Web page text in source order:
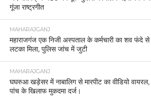
गूंजा राष्ट्रगीत
MAHARAJGANJ
महाराजगंज एक निजी अस्पताल के कर्मचारी का शव फंदे से
लटका मिला, पुलिस जांच में जुटी
MAHARAJGANJ
घघरुआ खड़ेसर में नाबालिग से मारपीट का वीडियो वायरल,
पांच के खिलाफ मुकदमा दर्ज।